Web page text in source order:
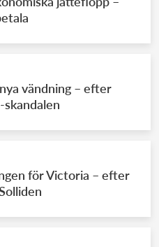
vändning – efter
skandalen
för Victoria – efter